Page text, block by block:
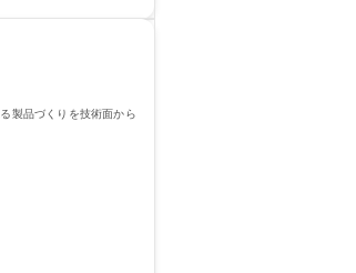
製品づくりを技術面から